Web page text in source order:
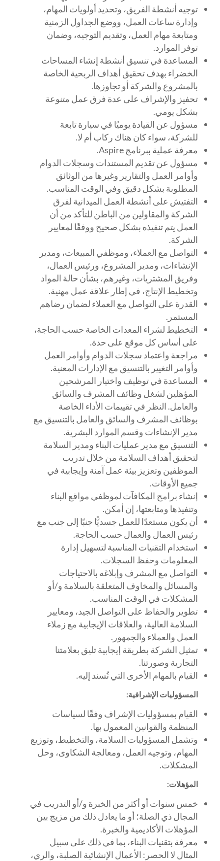
توجيه أنشطة الفريق، وتحديد أولويات المهام،
وإدارة ساعات العمل، ووضع الجداول الزمنية
ومتابعة مهام العمل، وتقديم التوجيه، وضمان
توفر الموارد.
المساعدة في تنسيق أنشطة إنشاء المساحات
الخضراء بهدف تحقيق أهداف الربحية الخاصة
بالمشروع والشركة أو تجاوزها.
تحفيز والإشراف على عدة فرق عمل متنوعة
بشكل يومي.
مسؤول عن القيادة يوميًا في سيارة تابعة
للشركة، سواء كان هناك ركاب أم لا.
معرفة عملية ببرنامج Aspire.
مسؤول عن تقديم المستندات وسجلات الدوام
وأوامر العمل والتقارير وغيرها من الوثائق
المطلوبة بشكل دقيق وفي الوقت المناسب.
التفتيش على أنشطة العمل الميدانية لفرق
الشركة والمقاولين من الباطن للتأكد من أن
العمل يتم تنفيذه بشكل صحيح ووفقًا لمعايير
الشركة.
التواصل مع العملاء، وموظفي المبيعات، ومدير
الإنشاءات، ومدير المشروع، ورئيس العمال،
وفريق المشتريات، وغيرهم، بشأن حالة المواد
وتخطيط الإنتاج، في إطار علاقة عمل مهنية.
القدرة على التواصل مع العملاء لضمان رضاهم
المستمر.
التخطيط لشراء المعدات الخاصة حسب الحاجة،
على أساس كل موقع على حدة.
مراجعة واعتماد سجلات الدوام وأوامر العمل
وأوامر التغيير بالتنسيق مع الإدارات المعنية.
المساعدة في توظيف واختيار المرشحين
المؤهلين لشغل وظائف المشرف والسائق
والعامل. النظر في تقييمات الأداء الخاصة
بوظائف المشرف والسائق والعامل بالتنسيق مع
مدير الإنشاءات وقسم الموارد البشرية.
التنسيق مع مدير عمليات البناء ومدير السلامة
لتحقيق أهداف السلامة من خلال تدريب
الموظفين وتعزيز بيئة عمل آمنة وإيجابية في
جميع الأوقات.
إنشاء برامج المكافآت لموظفي مواقع البناء
وتنفيذها ومتابعتها، إن أمكن.
أن يكون مستعدًا للعمل جسديًّا جنبًا إلى جنب مع
رئيس العمال والعمال حسب الحاجة.
استخدام التقنيات المناسبة لتسهيل إدارة
المعلومات وحفظ السجلات.
التواصل مع المشرف وإبلاغه بالاحتياجات
والمسائل والمخاوف المتعلقة بالسلامة و/أو
المشكلات في الوقت المناسب.
تطوير والحفاظ على التواصل الجيد، ومعايير
السلامة العالية، والعلاقات الإيجابية مع زملاء
العمل والعملاء والجمهور.
تمثيل الشركة بطريقة إيجابية تليق بعلامتنا
التجارية وصورتنا.
القيام بالمهام الأخرى التي تُسند إليه.
المسؤوليات الإشرافية:
القيام بمسؤوليات الإشراف وفقًا لسياسات
المنظمة والقوانين المعمول بها.
وتشمل المسؤوليات السلامة، والتخطيط، وتوزيع
المهام، وتوجيه العمل، ومعالجة الشكاوى، وحل
المشكلات.
المؤهلات:
خمس سنوات أو أكثر من الخبرة و/أو التدريب في
المجال ذي الصلة؛ أو ما يعادل ذلك من مزيج بين
المؤهلات الأكاديمية والخبرة.
معرفة بتقنيات البناء، بما في ذلك على سبيل
المثال لا الحصر: الأعمال الإنشائية الصلبة، والري،